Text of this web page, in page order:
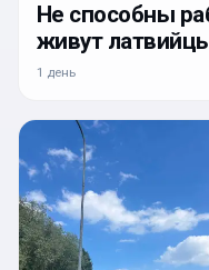
Не способны
живут
1 день